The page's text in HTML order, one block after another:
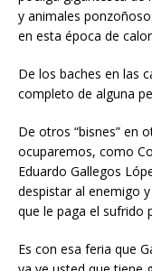
y animales
en esta época de
De los baches en las
completo de alguna
De otros “bisnes” en
ocuparemos, como
Eduardo Gallegos
despistar al enemigo
que le paga el sufrido
Es con esa feria que